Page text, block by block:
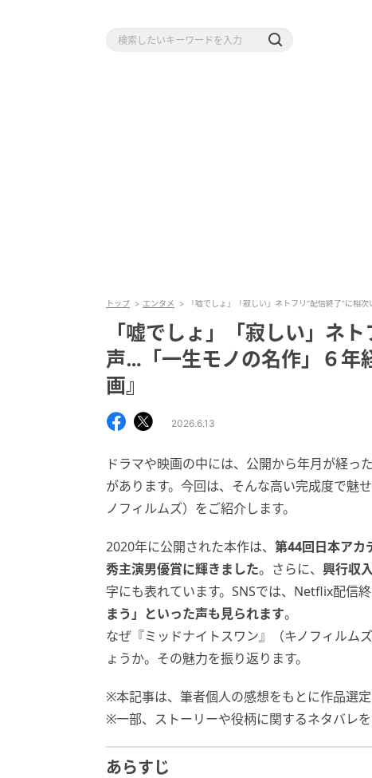
トップ エンタメ 「嘘でしょ」「寂しい」ネトフリ“配信終了”に相
「嘘でしょ」「寂しい」ネ
声…「一生モノの名作」６年
画』
2026.6.13
ドラマや映画の中には、公開から年月が経っ
があります。今回は、そんな高い完成度で魅
ノフィルムズ）をご紹介します。
2020年に公開された本作は、 第44回日本アカ
秀主演男優賞に輝きました。さらに、 興行収
字にも表れています。SNSでは、Netflix配信
まう」といった声も見られます。
なぜ『ミッドナイトスワン』（キノフィルム
ょうか。その魅力を振り返ります。
※本記事は、筆者個人の感想をもとに作品選
※一部、ストーリーや役柄に関するネタバレ
あらすじ